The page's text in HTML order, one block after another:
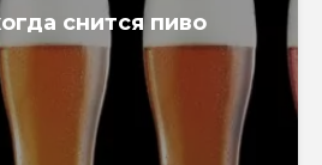
снится пиво